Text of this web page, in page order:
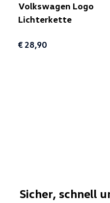
Volkswagen Logo
Lichterkette
€ 28,90
Sicher, schnell